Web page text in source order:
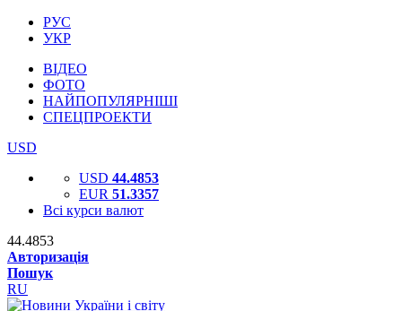
РУС
УКР
ВІДЕО
ФОТО
НАЙПОПУЛЯРНІШІ
СПЕЦПРОЕКТИ
USD
USD 44.4853
EUR 51.3357
Всі курси валют
44.4853
Авторизація
Пошук
RU